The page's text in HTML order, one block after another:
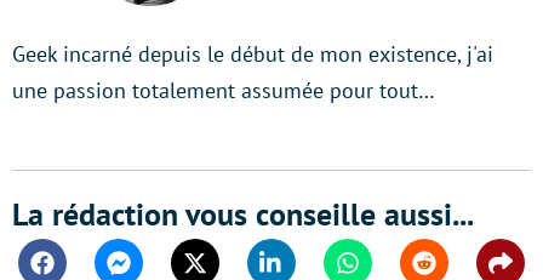
Geek incarné depuis le début de mon existence, j'ai
une passion totalement assumée pour tout…
La rédaction vous conseille aussi...
FacebookMessengerTwitter Linkedin WhatsappReddit